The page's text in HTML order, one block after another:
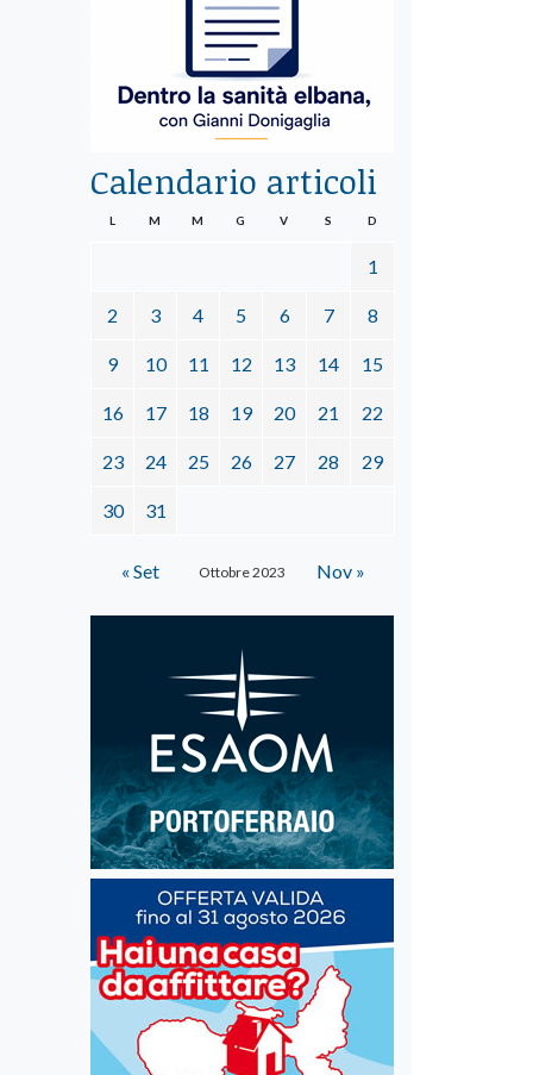
Calendario articoli
Ottobre 2023
L M M G V S D
1
2 3 4 5 6 7 8
9 10 11 12 13 14 15
16 17 18 19 20 21 22
23 24 25 26 27 28 29
30 31
« Set Nov »